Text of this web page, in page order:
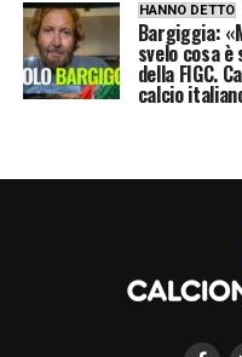
HANNO DETTO
Bargiggia:
svelo cosa
della FIGC.
calcio